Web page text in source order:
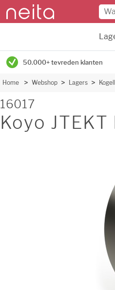
50.000+ tevreden klanten
Home Webshop Lagers
16017
Koyo